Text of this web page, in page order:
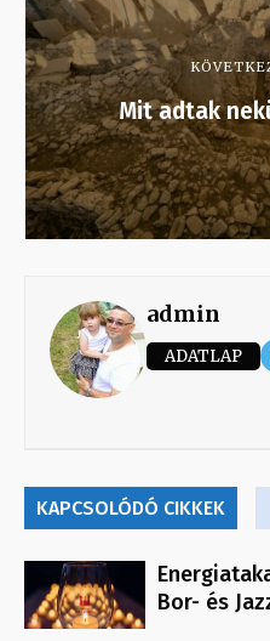
Mit adtak
admin
ADATLAP
KAPCSOLÓDÓ CIKKEK
Bor- és